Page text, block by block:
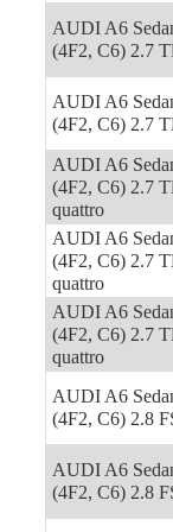
AUDI A6
(4F2, C6) 2.7
AUDI A6
(4F2, C6) 2.7
AUDI A6
(4F2, C6) 2.7
quattro
AUDI A6
(4F2, C6) 2.7
quattro
AUDI A6
(4F2, C6) 2.7
quattro
AUDI A6
(4F2, C6) 2.8
AUDI A6
(4F2, C6) 2.8